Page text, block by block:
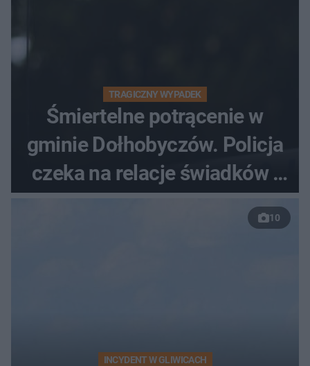
TRAGICZNY WYPADEK
Śmiertelne potrącenie w
gminie Dołhobyczów. Policja
czeka na relacje świadków i
nagrania z kamer
10
INCYDENT W GLIWICACH